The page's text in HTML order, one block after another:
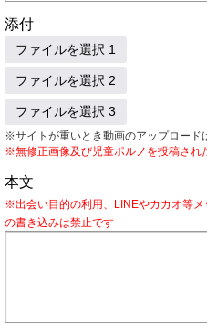
添付
ファイルを選択 1
ファイルを選択 2
ファイルを選択 3
※サイトが重いとき動画のアップロード
※無修正画像及び児童ポルノを投稿され
本文
※出会い目的の利用、LINEやカカオ等
の書き込みは禁止です